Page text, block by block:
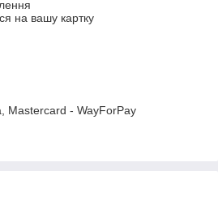
на вашу картку
Mastercard - WayForPay